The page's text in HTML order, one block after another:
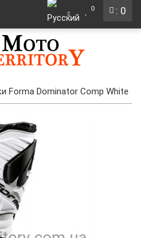
: 0
0
Forma Dominator Comp White